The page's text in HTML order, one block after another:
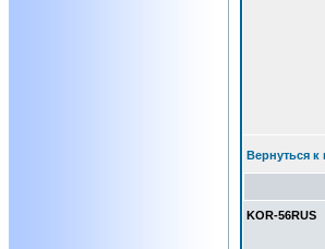
Вернуться к
KOR-56RUS